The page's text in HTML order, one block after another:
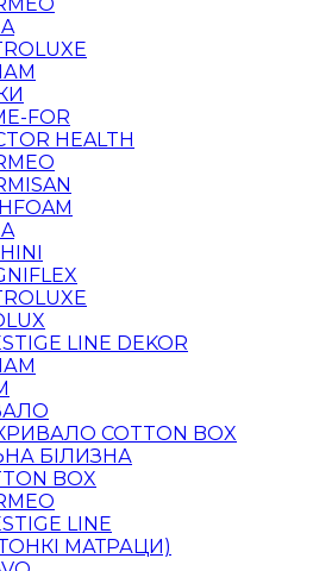
FOR
HEALTH
LINE DEKOR
COTTON BOX
БІЛИЗНА
BOX
LINE
МАТРАЦИ)